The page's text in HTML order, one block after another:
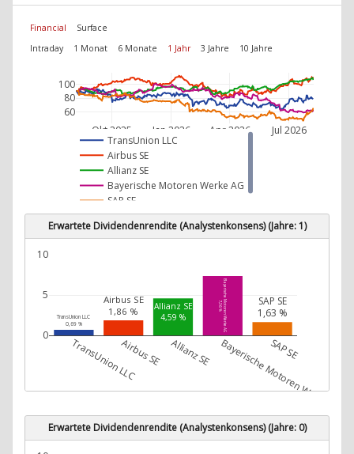
Financial
Surface
Intraday
1 Monat 6 Monate 1 Jahr 3 Jahre 10 Jahre
Okt 2025 Jan 2026 Apr 2026 Jul 2026
60
80
100
TransUnion LLC
Airbus SE
Allianz SE
Bayerische Motoren Werke AG
SAP SE
Erwartete Dividendenrendite (Analystenkonsens) (Jahre: 1)
TransUnion LLC
0,69 %
Airbus SE
1,86 % Allianz SE
4,59 % Bayerische Motoren Werke AG
7,36 % SAP SE
1,63 %
TransUnion LLCAirbus SE Allianz SE Bayerische Motoren Werke AG
SAP SE
0
5
10
Erwartete Dividendenrendite (Analystenkonsens) (Jahre: 0)